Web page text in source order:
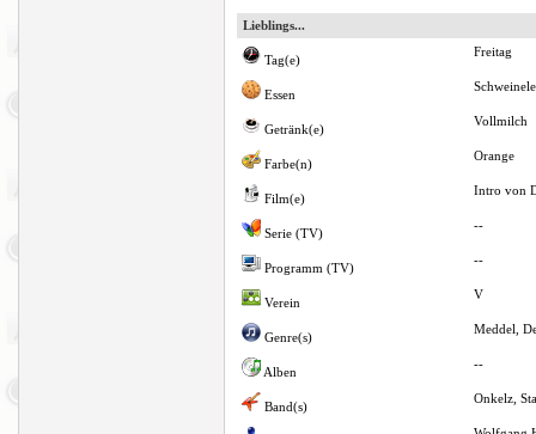
Lieblings...
Tag(e)
Freitag
Essen
Getränk(e)
Vollmilch
Farbe(n)
Orange
Film(e)
Intro von
Serie (TV)
--
Programm (TV)
--
Verein
V
Genre(s)
Meddel,
Alben
--
Band(s)
Onkelz,